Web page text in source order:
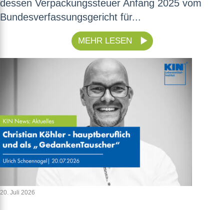
dessen Verpackungssteuer Anfang 2025 vom
Bundesverfassungsgericht für...
MEHR LESEN
20. Juli 2026